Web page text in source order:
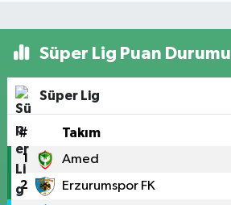
Süper Lig Puan Durumu
Süper Lig
# Takım
1 Amed
2 Erzurumspor FK